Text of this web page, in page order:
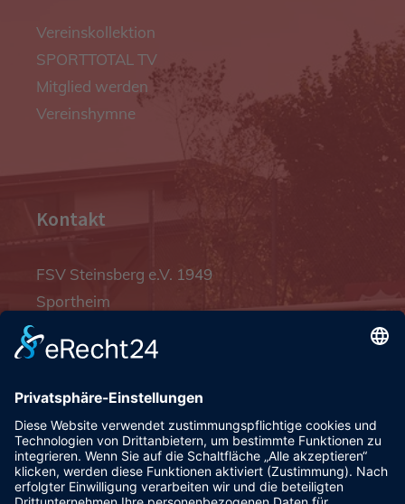
Vereinskollektion
SPORTTOTAL TV
Mitglied werden
Vereinshymne
Kontakt
FSV Steinsberg e.V. 1949
Sportheim
93128 Steinsberg
pr@fsv-steinsberg.de
Social